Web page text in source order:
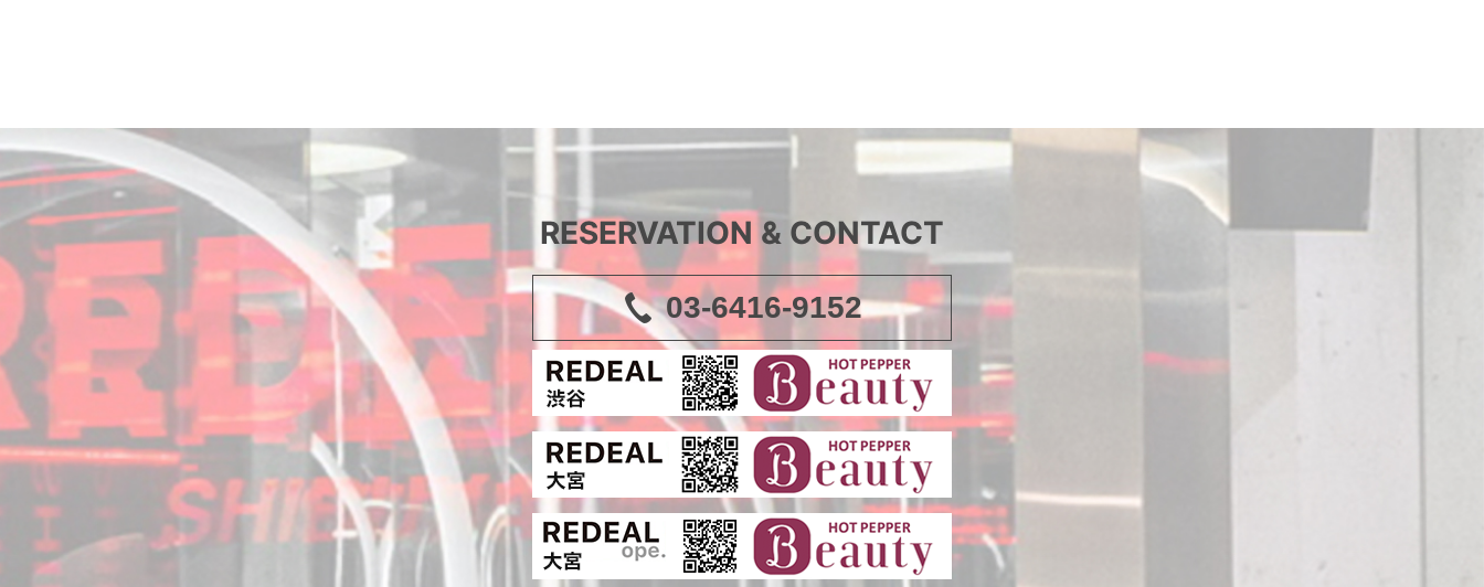
RESERVATION & CONTACT
03-6416-9152